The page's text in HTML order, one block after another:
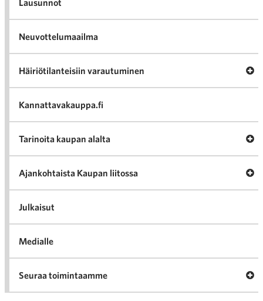
Lausunnot
Neuvottelumaailma
Häiriötilanteisiin varautuminen
Kannattavakauppa.fi
Tarinoita kaupan alalta
Ajankohtaista Kaupan liitossa
Julkaisut
Medialle
Seuraa toimintaamme